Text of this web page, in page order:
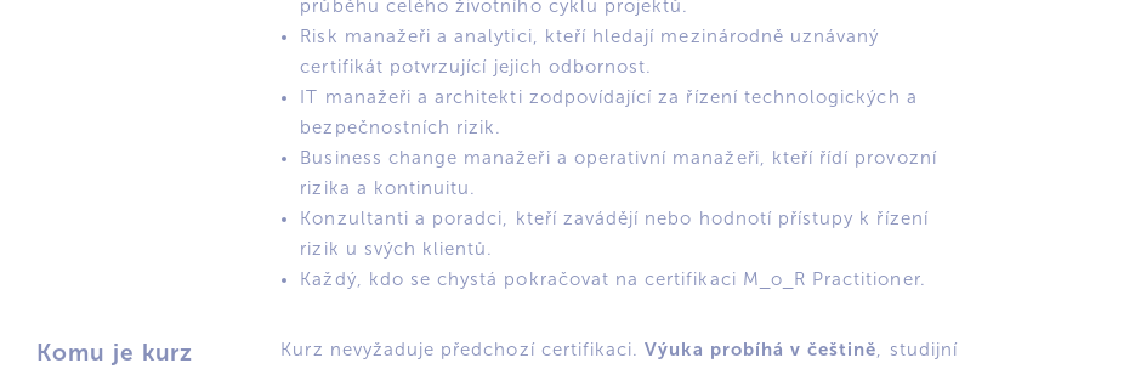
průběhu celého životního cyklu projektů.
Risk manažeři a analytici, kteří hledají mezinárodně uznávaný
certifikát potvrzující jejich odbornost.
IT manažeři a architekti zodpovídající za řízení technologických a
bezpečnostních rizik.
Business change manažeři a operativní manažeři, kteří řídí provozní
rizika a kontinuitu.
Konzultanti a poradci, kteří zavádějí nebo hodnotí přístupy k řízení
rizik u svých klientů.
Každý, kdo se chystá pokračovat na certifikaci M_o_R Practitioner.
Komu je kurz
Kurz nevyžaduje předchozí certifikaci. Výuka probíhá v češtině , studijní